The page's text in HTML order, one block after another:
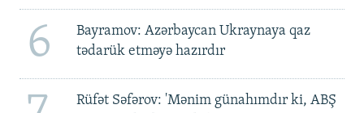
6
Bayramov: Azərbaycan Ukraynaya qaz
tədarük etməyə hazırdır
Rüfət Səfərov: 'Mənim günahımdır ki, ABŞ